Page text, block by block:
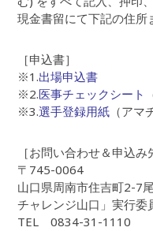
現金書留にて下記の住所
［申込書］
※1.出場申込書
※2.医事チェックシート
※3.選手登録用紙 （アマ
［お問い合わせ＆申込み
〒745-0064
山口県周南市住吉町2-7
チャレンジ山口」実行委
TEL 0834-31-1110